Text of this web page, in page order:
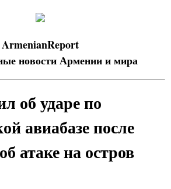
ArmenianReport
новости Армении и мира
об ударе по
авиабазе после
атаке на остров